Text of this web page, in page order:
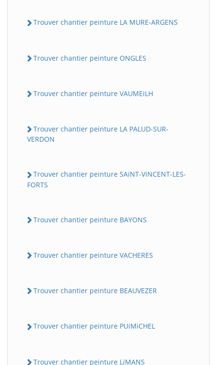
Trouver chantier peinture LA MURE-ARGENS
Trouver chantier peinture ONGLES
Trouver chantier peinture VAUMEiLH
Trouver chantier peinture LA PALUD-SUR-
VERDON
Trouver chantier peinture SAiNT-ViNCENT-LES-
FORTS
Trouver chantier peinture BAYONS
Trouver chantier peinture VACHERES
Trouver chantier peinture BEAUVEZER
Trouver chantier peinture PUiMiCHEL
Trouver chantier peinture LiMANS
BatiWebPro